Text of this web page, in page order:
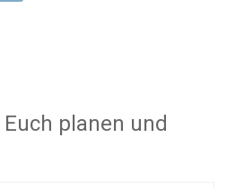
planen und